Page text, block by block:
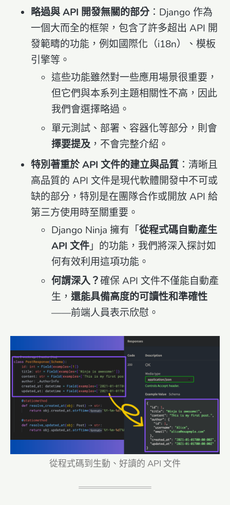
略過與 API 開發無關的部分：Django 作為
一個大而全的框架，包含了許多超出 API 開
發範疇的功能，例如國際化（i18n）、模板
引擎等。
這些功能雖然對一些應用場景很重要，
但它們與本系列主題相關性不高，因此
我們會選擇略過。
單元測試、部署、容器化等部分，則會
擇要提及，不會完整介紹。
特別著重於 API 文件的建立與品質 ：清晰且
高品質的 API 文件是現代軟體開發中不可或
缺的部分，特別是在團隊合作或開放 API 給
第三方使用時至關重要。
Django Ninja 擁有「從程式碼自動產生
API 文件」的功能，我們將深入探討如
何有效利用這項功能。
何謂深入？確保 API 文件不僅能自動產
生， 還能具備高度的可讀性和準確性
——前端人員表示欣慰。
從程式碼到生動、好讀的 API 文件